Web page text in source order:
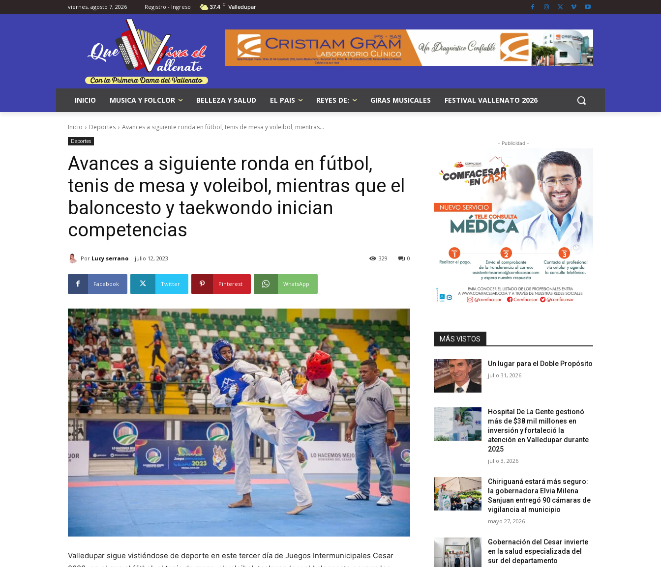
viernes, agosto 7, 2026 Registro - Ingreso 37.4 C Valledupar
INICIO MUSICA Y FOLCLOR BELLEZA Y SALUD EL PAIS REYES DE: GIRAS MUSICALES FESTIVAL VALLENATO 2026
Inicio Deportes Avances a siguiente ronda en fútbol, tenis de mesa y voleibol, mientras...
Deportes
Avances a siguiente ronda en fútbol,
tenis de mesa y voleibol, mientras que el
baloncesto y taekwondo inician
competencias
Por Lucy serrano julio 12, 2023 0
329
Facebook Twitter Pinterest WhatsApp
Valledupar sigue vistiéndose de deporte en este tercer día de Juegos Intermunicipales Cesar
- Publicidad -
MÁS VISTOS
Un lugar para el Doble Propósito
julio 31, 2026
Hospital De La Gente gestionó
más de $38 mil millones en
inversión y fortaleció la
atención en Valledupar durante
2025
julio 3, 2026
Chiriguaná estará más seguro:
la gobernadora Elvia Milena
Sanjuan entregó 90 cámaras de
vigilancia al municipio
mayo 27, 2026
Gobernación del Cesar invierte
en la salud especializada del
sur del departamento